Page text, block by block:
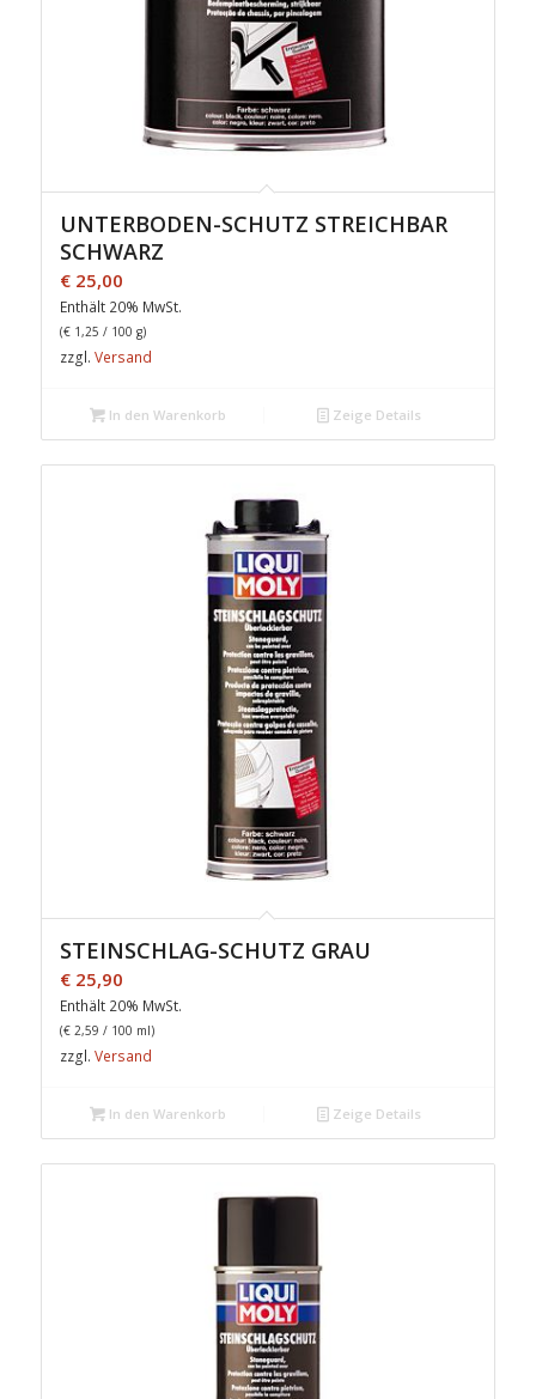
UNTERBODEN-SCHUTZ STREICHBAR
SCHWARZ
€25,00
Enthält 20% MwSt.
(€1,25 / 100 g)
zzgl. Versand
In den Warenkorb Zeige Details
STEINSCHLAG-SCHUTZ GRAU
€25,90
Enthält 20% MwSt.
(€2,59 / 100 ml)
zzgl. Versand
In den Warenkorb Zeige Details